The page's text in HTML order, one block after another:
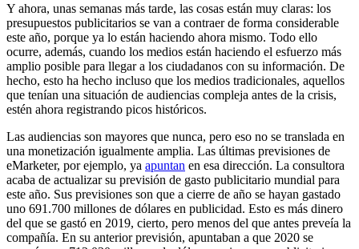
Y ahora, unas semanas más tarde, las cosas están muy claras: los
presupuestos publicitarios se van a contraer de forma considerable
este año, porque ya lo están haciendo ahora mismo. Todo ello
ocurre, además, cuando los medios están haciendo el esfuerzo más
amplio posible para llegar a los ciudadanos con su información. De
hecho, esto ha hecho incluso que los medios tradicionales, aquellos
que tenían una situación de audiencias compleja antes de la crisis,
estén ahora registrando picos históricos.
Las audiencias son mayores que nunca, pero eso no se translada en
una monetización igualmente amplia. Las últimas previsiones de
eMarketer, por ejemplo, ya apuntan en esa dirección. La consultora
acaba de actualizar su previsión de gasto publicitario mundial para
este año. Sus previsiones son que a cierre de año se hayan gastado
uno 691.700 millones de dólares en publicidad. Esto es más dinero
del que se gastó en 2019, cierto, pero menos del que antes preveía la
compañía. En su anterior previsión, apuntaban a que 2020 se